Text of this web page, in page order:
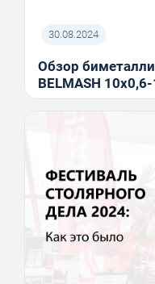
30.08.2024
Обзор
BELMASH